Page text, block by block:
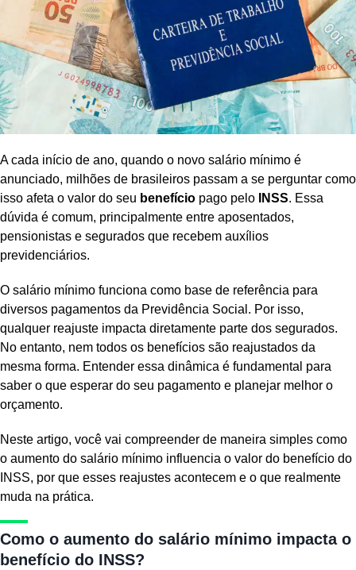
A cada início de ano, quando o novo salário mínimo é
anunciado, milhões de brasileiros passam a se perguntar como
isso afeta o valor do seu benefício pago pelo INSS. Essa
dúvida é comum, principalmente entre aposentados,
pensionistas e segurados que recebem auxílios
previdenciários.
O salário mínimo funciona como base de referência para
diversos pagamentos da Previdência Social. Por isso,
qualquer reajuste impacta diretamente parte dos segurados.
No entanto, nem todos os benefícios são reajustados da
mesma forma. Entender essa dinâmica é fundamental para
saber o que esperar do seu pagamento e planejar melhor o
orçamento.
Neste artigo, você vai compreender de maneira simples como
o aumento do salário mínimo influencia o valor do benefício do
INSS, por que esses reajustes acontecem e o que realmente
muda na prática.
Como o aumento do salário mínimo impacta o
benefício do INSS?